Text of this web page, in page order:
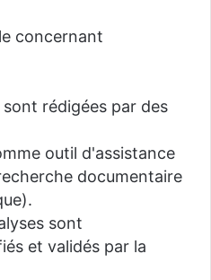
concernant
rédigées par des
outil d'assistance
documentaire
sont
et validés par la